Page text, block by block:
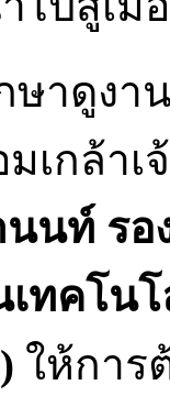
ษาดูงา
มเกล้า
นนท์ รอ
ทคโน
ให้กา